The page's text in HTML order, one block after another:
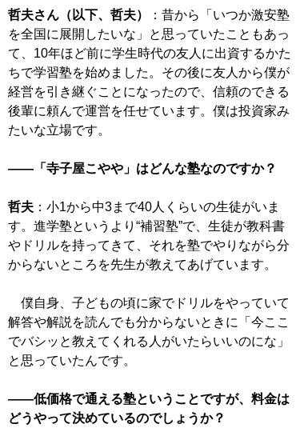
哲夫さん（以下、哲夫）
：昔から「いつか激安塾
を全国に展開したいな」と思っていたこともあっ
て、10年ほど前に学生時代の友人に出資するかた
ちで学習塾を始めました。その後に友人から僕が
経営を引き継ぐことになったので、信頼のできる
後輩に頼んで運営を任せています。僕は投資家み
たいな立場です。
――「寺子屋こやや」はどんな塾なのですか？
哲夫 ：小1から中3まで40人くらいの生徒がいま
す。進学塾というより“補習塾”で、生徒が教科書
やドリルを持ってきて、それを塾でやりながら分
からないところを先生が教えてあげています。
僕自身、子どもの頃に家でドリルをやっていて
解答や解説を読んでも分からないときに「今ここ
でバシッと教えてくれる人がいたらいいのにな」
と思っていたんです。
――低価格で通える塾ということですが、料金は
どうやって決めているのでしょうか？